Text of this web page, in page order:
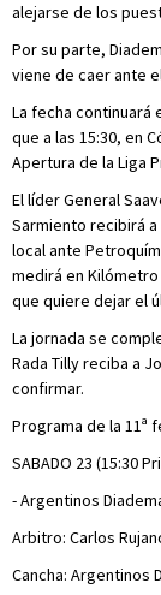
alejarse de los
Por su parte,
viene de caer ante
La fecha continuará
que a las 15:30, en
Apertura de la Liga
El líder General
Sarmiento recibirá
local ante
medirá en
que quiere dejar el
La jornada se
Rada Tilly reciba a
confirmar.
Programa de la 11ª
SABADO 23 (15:30
- Argentinos
Arbitro: Carlos
Cancha: Argentinos